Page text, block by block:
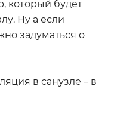
который будет
Ну а если
задуматься о
в санузле – в